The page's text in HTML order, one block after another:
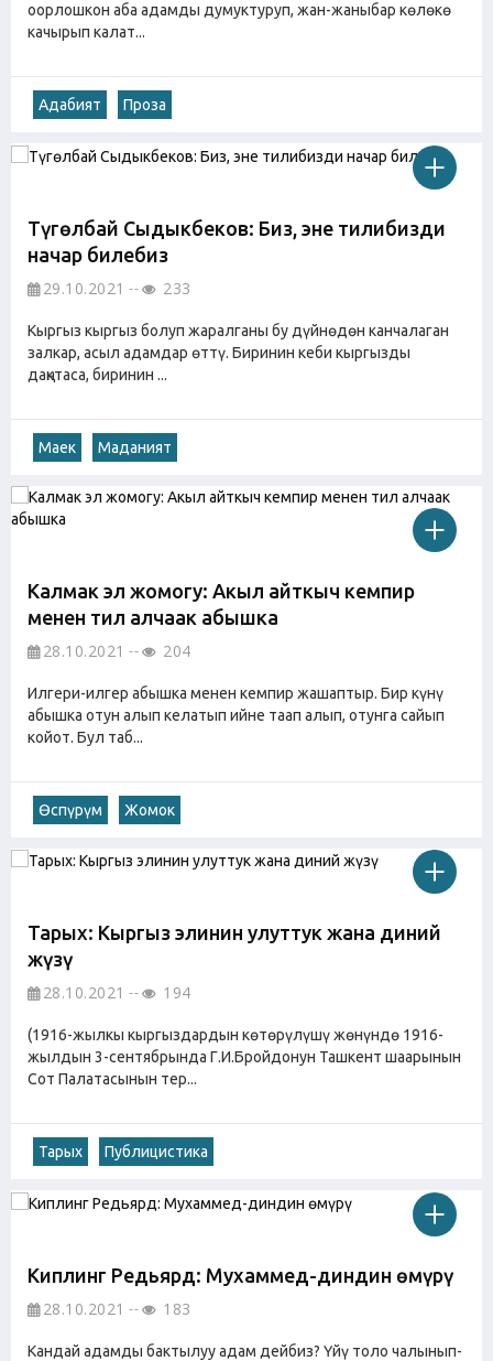
оорлошкон аба адамды думуктуруп, жан-жаныбар көлөкө
качырып калат...
Адабият Проза
Түгөлбай Сыдыкбеков: Биз, эне тилибизди
начар билебиз
29.10.2021 233
Кыргыз кыргыз болуп жаралганы бу дүйнөдөн канчалаган
залкар, асыл адамдар өттү. Биринин кеби кыргызды
даңктаса, биринин ...
Маек Маданият
Калмак эл жомогу: Акыл айткыч кемпир
менен тил алчаак абышка
28.10.2021 204
Илгери-илгер абышка менен кемпир жашаптыр. Бир күнү
абышка отун алып келатып ийне таап алып, отунга сайып
койот. Бул таб...
Өспүрүм Жомок
Тарых: Кыргыз элинин улуттук жана диний
жүзү
28.10.2021 194
(1916-жылкы кыргыздардын көтөрүлүшү жөнүндө 1916-
жылдын 3-сентябрында Г.И.Бройдонун Ташкент шаарынын
Сот Палатасынын тер...
Тарых Публицистика
Киплинг Редьярд: Мухаммед-диндин өмүрү
28.10.2021 183
Кандай адамды бактылуу адам дейбиз? Үйү толо чалынып-